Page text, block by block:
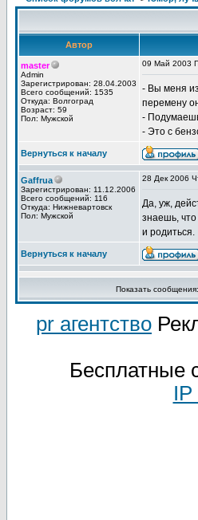
Автор
master
Admin
Зарегистрирован: 28.04.2003
Всего сообщений: 1535
Откуда: Волгоград
Возраст: 59
Пол: Мужской
09 Май 2003
- Вы меня
перемену
-
- Это с
Вернуться к началу
Gaffrua
Зарегистрирован: 11.12.2006
Всего сообщений: 116
Откуда: Нижневартовск
Пол: Мужской
28 Дек 2006
Да, уж,
знаешь,
и родиться.
Вернуться к началу
Показать сообщения:
pr агентство
Бесплатные
IP